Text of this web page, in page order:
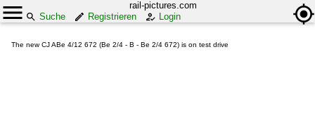
rail-pictures.com
Suche
Registrieren Login
The new CJ ABe 4/12 672 (Be 2/4 - B - Be 2/4 672) is on test drive